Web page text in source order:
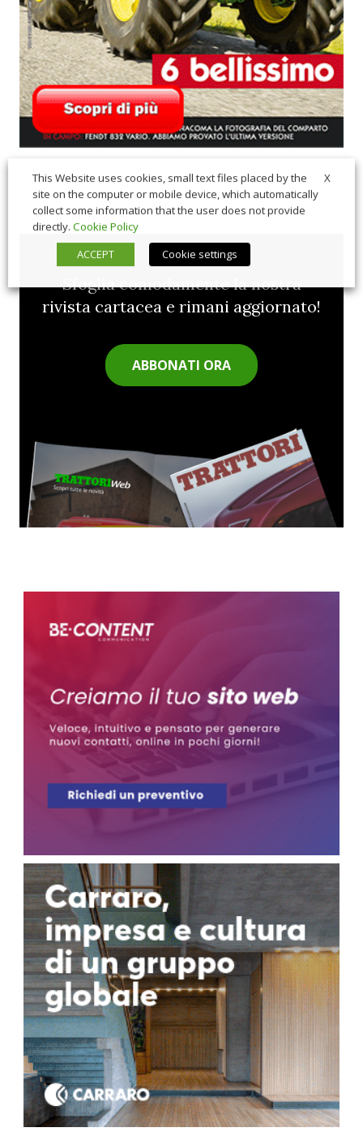
Sfoglia comodamente la nostra
rivista cartacea e rimani aggiornato!
ABBONATI ORA
X
This Website uses cookies, small text files placed by the
site on the computer or mobile device, which automatically
collect some information that the user does not provide
directly. Cookie Policy
ACCEPT
Cookie settings